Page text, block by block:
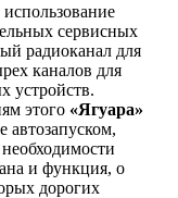
сервисных
радиоканал для
каналов для
устройств.
этого «Ягуара»
автозапуском,
и функция, о
дорогих